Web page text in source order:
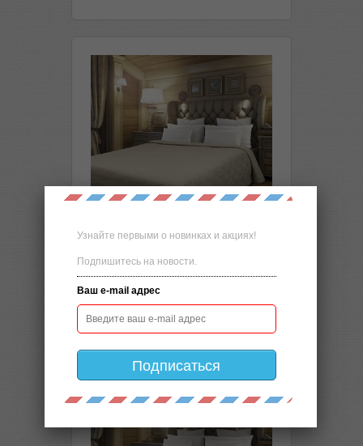
хлопковое гладкокрашеное
8021-05 КАНТРИ
Узнайте первыми о новинках и акциях!
Подпишитесь на новости.
Ваш e-mail адрес
Подписаться